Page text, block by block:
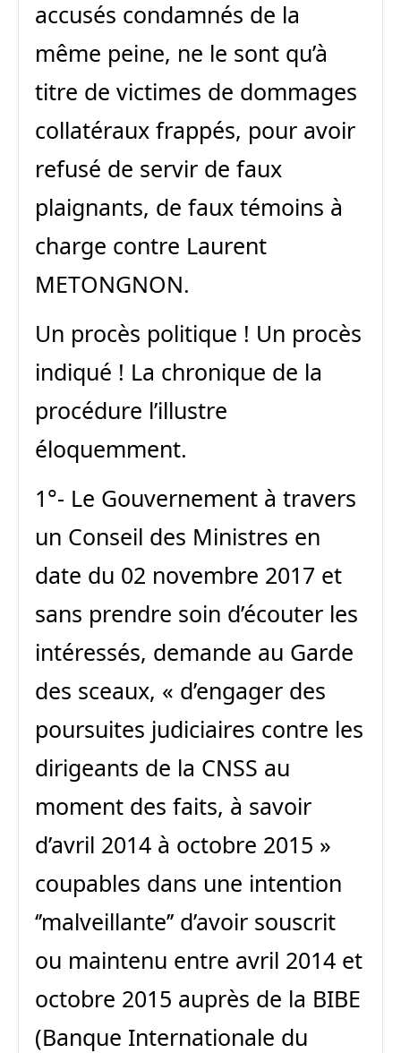
accusés condamnés de la
même peine, ne le sont qu’à
titre de victimes de dommages
collatéraux frappés, pour avoir
refusé de servir de faux
plaignants, de faux témoins à
charge contre Laurent
METONGNON.
Un procès politique ! Un procès
indiqué ! La chronique de la
procédure l’illustre
éloquemment.
1°- Le Gouvernement à travers
un Conseil des Ministres en
date du 02 novembre 2017 et
sans prendre soin d’écouter les
intéressés, demande au Garde
des sceaux, « d’engager des
poursuites judiciaires contre les
dirigeants de la CNSS au
moment des faits, à savoir
d’avril 2014 à octobre 2015 »
coupables dans une intention
‘’malveillante’’ d’avoir souscrit
ou maintenu entre avril 2014 et
octobre 2015 auprès de la BIBE
(Banque Internationale du